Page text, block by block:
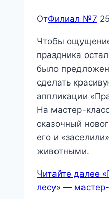
ОтФилиал №7
Чтобы
праздника
было
сделать
аппликации
На мастер-
сказочный
его и
животными.
Читайте далее
лесу» —